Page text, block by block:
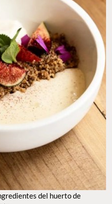
DEL HUERTO DE PARCELA. FOTO: FB
de Allende
a las afueras de